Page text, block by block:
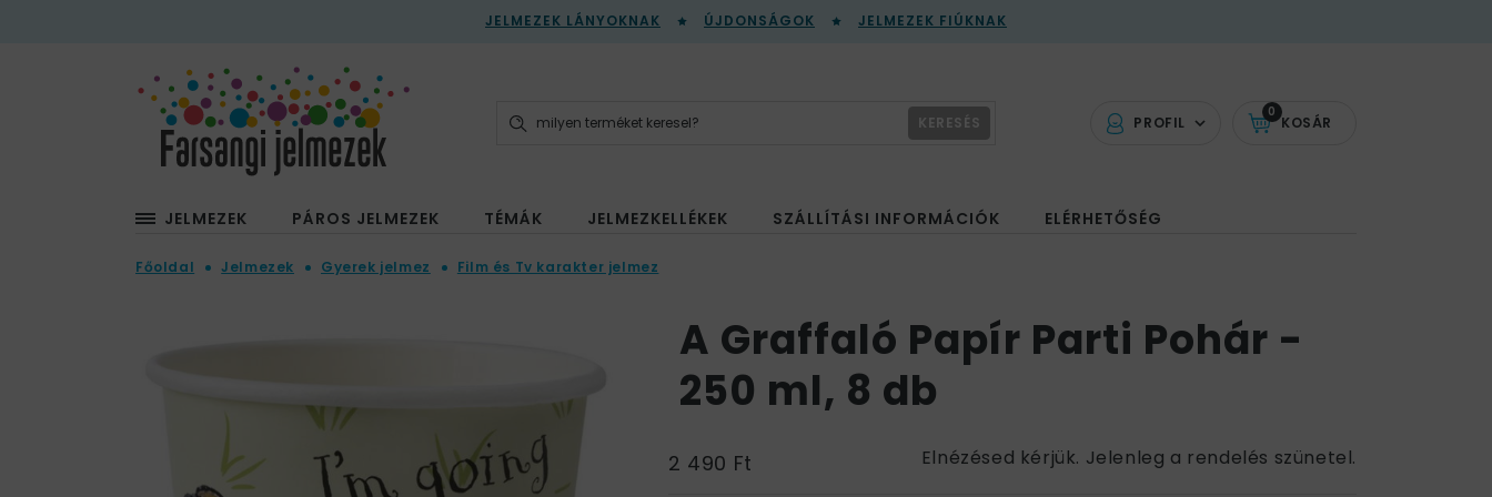
JELMEZEK LÁNYOKNAK ÚJDONSÁGOK JELMEZEK FIÚKNAK
PROFIL KOSÁR
0
KERESÉS
JELMEZEK PÁROS JELMEZEK TÉMÁK JELMEZKELLÉKEK SZÁLLÍTÁSI INFORMÁCIÓK ELÉRHETŐSÉG
Főoldal Jelmezek Gyerek jelmez Film és Tv karakter jelmez
A Graffaló Papír Parti Pohár -
250 ml, 8 db
2 490 Ft Elnézésed kérjük. Jelenleg a rendelés szünetel.